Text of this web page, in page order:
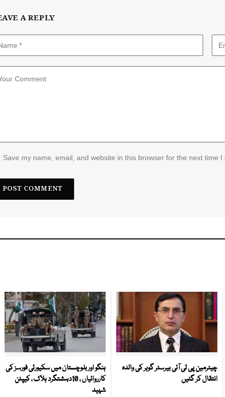
A REPLY
Save my name, email, and website in this browser for the next time I
چیئرمین پی ٹی آئی بیرسٹر گوہر کی والدہ
انتقال کر گئیں
ہنگو اور بلوچستان میں سکیورٹی فورسز کی
کارروائیاں ، 10دہشتگرد ہلاک ، کیپٹن
شہید